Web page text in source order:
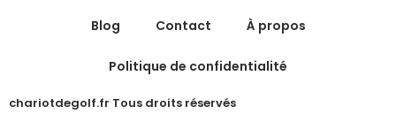
chariotdegolf.fr Tous droits réservés
Blog Contact À propos
Politique de confidentialité